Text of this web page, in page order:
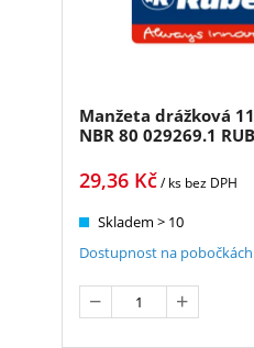
Manžeta drážková
NBR 80 029269.1
29,36Kč/ ks bez DPH
Skladem > 10
Dostupnost na pobočkách